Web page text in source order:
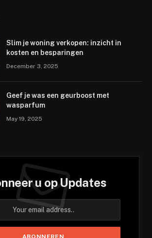
Slim je woning verkopen: inzicht in
kosten en besparingen
December 3, 2025
Geef je was een geurboost met
wasparfum
May 19, 2025
u op Updates